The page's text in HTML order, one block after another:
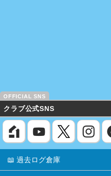
クラブ公式SNS
📖 過去ログ倉庫